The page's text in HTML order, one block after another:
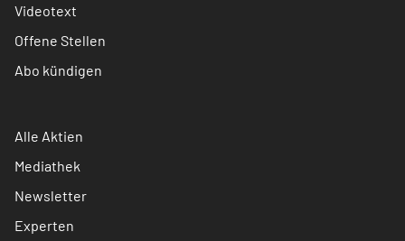
Videotext
Offene Stellen
Abo kündigen
Alle Aktien
Mediathek
Newsletter
Experten